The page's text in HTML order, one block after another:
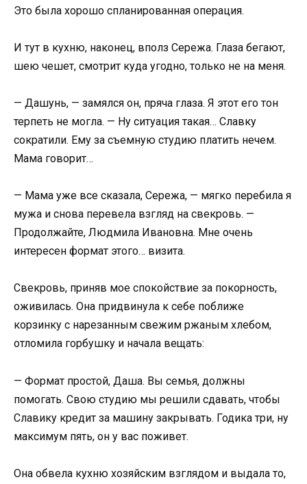
Это была хорошо спланированная операция.
И тут в кухню, наконец, вполз Сережа. Глаза бегают,
шею чешет, смотрит куда угодно, только не на меня.
— Дашунь, — замялся он, пряча глаза. Я этот его тон
терпеть не могла. — Ну ситуация такая… Славку
сократили. Ему за съемную студию платить нечем.
Мама говорит…
— Мама уже все сказала, Сережа, — мягко перебила я
мужа и снова перевела взгляд на свекровь. —
Продолжайте, Людмила Ивановна. Мне очень
интересен формат этого… визита.
Свекровь, приняв мое спокойствие за покорность,
оживилась. Она придвинула к себе поближе
корзинку с нарезанным свежим ржаным хлебом,
отломила горбушку и начала вещать:
— Формат простой, Даша. Вы семья, должны
помогать. Свою студию мы решили сдавать, чтобы
Славику кредит за машину закрывать. Годика три, ну
максимум пять, он у вас поживет.
Она обвела кухню хозяйским взглядом и выдала то,